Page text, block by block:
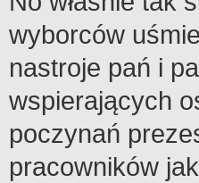
wyborców
nastroje pań i
wspierających
poczynań
pracowników